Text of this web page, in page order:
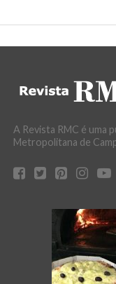
A Revista RMC é uma
Metropolitana de